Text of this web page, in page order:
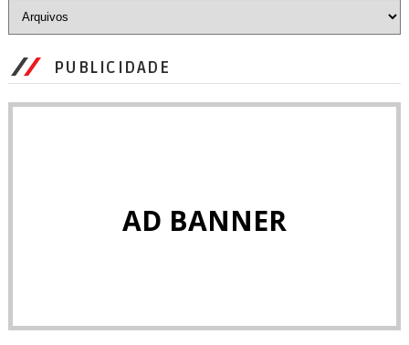
PUBLICIDADE
AD BANNER